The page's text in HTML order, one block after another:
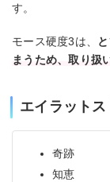
す。
モース硬度3は、
まうため、取り扱
エイラット
奇跡
知恵